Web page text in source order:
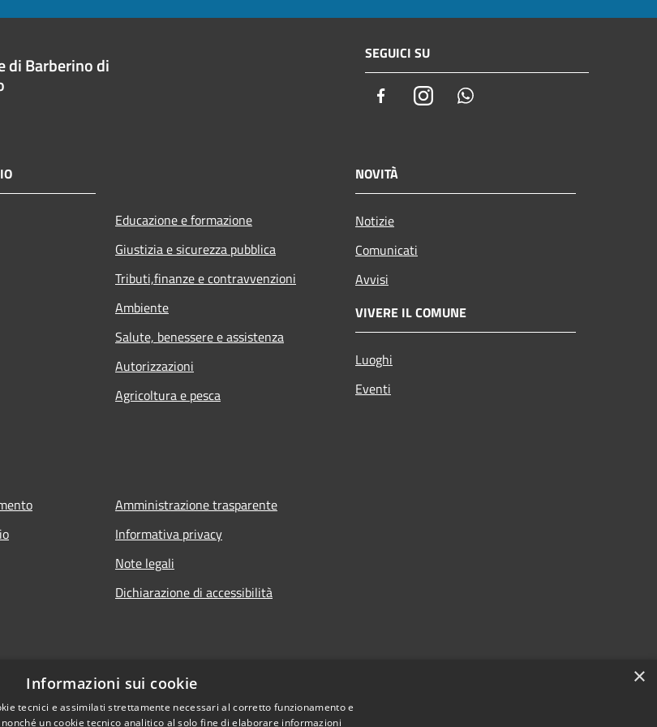
di Barberino di SEGUICI SU
FacebookInstagram
Educazione e formazione
Giustizia e sicurezza pubblica
Tributi,finanze e contravvenzioni
Ambiente
Salute, benessere e assistenza
Autorizzazioni
Agricoltura e pesca
NOVITÀ
Notizie
Comunicati
Avvisi
VIVERE IL COMUNE
Luoghi
Eventi
Amministrazione trasparente
Informativa privacy
Note legali
Dichiarazione di accessibilità
×
Informazioni sui cookie
tecnici e assimilati strettamente necessari al corretto funzionamento e
un cookie tecnico analitico al solo fine di elaborare informazioni